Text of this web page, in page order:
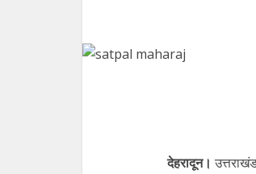
देहरादून।